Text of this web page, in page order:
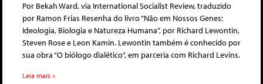
Por Bekah Ward, via International Socialist Review, traduzido
por Ramon Frias Resenha do livro “Não em Nossos Genes:
Ideologia, Biologia e Natureza Humana”, por Richard Lewontin,
Steven Rose e Leon Kamin. Lewontin também é conhecido por
sua obra “O biólogo dialético“, em parceria com Richard Levins.
Leia mais »